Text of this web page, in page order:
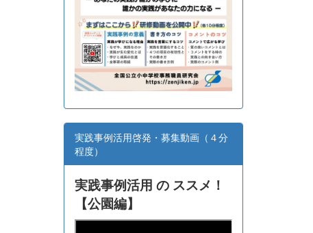
実践事例活用啓発・募集動画（４分
程度）
実践事例活用 の ススメ！
【公園編】